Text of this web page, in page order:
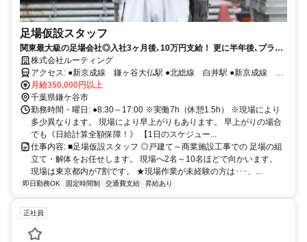
足場仮設スタッフ
関東最大級の足場会社◎入社3ヶ月後､10万円支給！ 更に半年後､プラス
10万円支給！未経験者歓迎☆ 42歳の所長を中心に10代～30代が活躍
中！足場の組立・解体をお願いします★9割が未経験スタート★異業種
からの転職大歓迎！昇給・賞与あり&社会保険完備。車・バイク通勤
OK！髪型&髪色自由！ピアス&ヒゲOK♪即日勤務もOK！
株式会社ルーティング
アクセス: ●新京成線 鎌ヶ谷大仏駅 ●北総線 白井駅 ●新京成線 北
初富駅 ★車・バイク通勤OK！ ※ガソリン代も支給します！
月給350,000円以上
千葉県鎌ケ谷市
勤務時間・曜日: ●8:30～17:00 ※実働7h（休憩1.5h） ※現場により
多少異なります。 現場により早上がりもあります。 早上がりの場合
でも《日給計算全額保障！》 【1日のスケジュー...
仕事内容: ■足場仮設スタッフ ◎戸建て～商業施設工事での 足場の組
立て・解体をお任せします。 現場へ2名～10名ほどで向かいます。
現場は東京都内が7割です。 ★現場作業が未経験の方は･･･、...
即日勤務OK 固定時間制 交通費支給 昇給あり
正社員